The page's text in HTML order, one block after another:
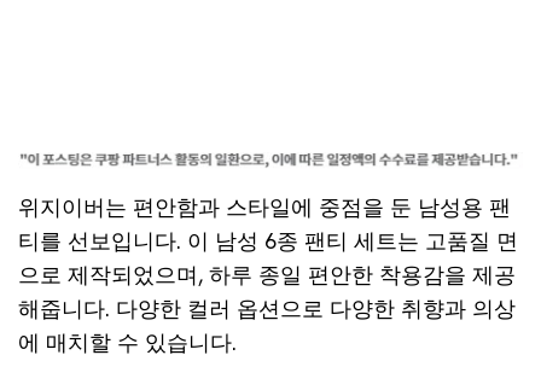
위지이버는 편안함과 스타일에 중점을 둔 남성용 팬
티를 선보입니다. 이 남성 6종 팬티 세트는 고품질 면
으로 제작되었으며, 하루 종일 편안한 착용감을 제공
해줍니다. 다양한 컬러 옵션으로 다양한 취향과 의상
에 매치할 수 있습니다.